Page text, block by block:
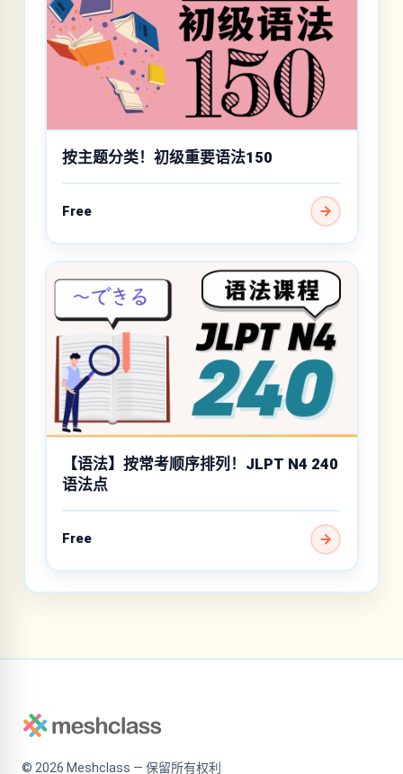
按主题分类！初级重要语法150
Free
【语法】按常考顺序排列！JLPT N4 240
语法点
Free
© 2026 Meshclass — 保留所有权利